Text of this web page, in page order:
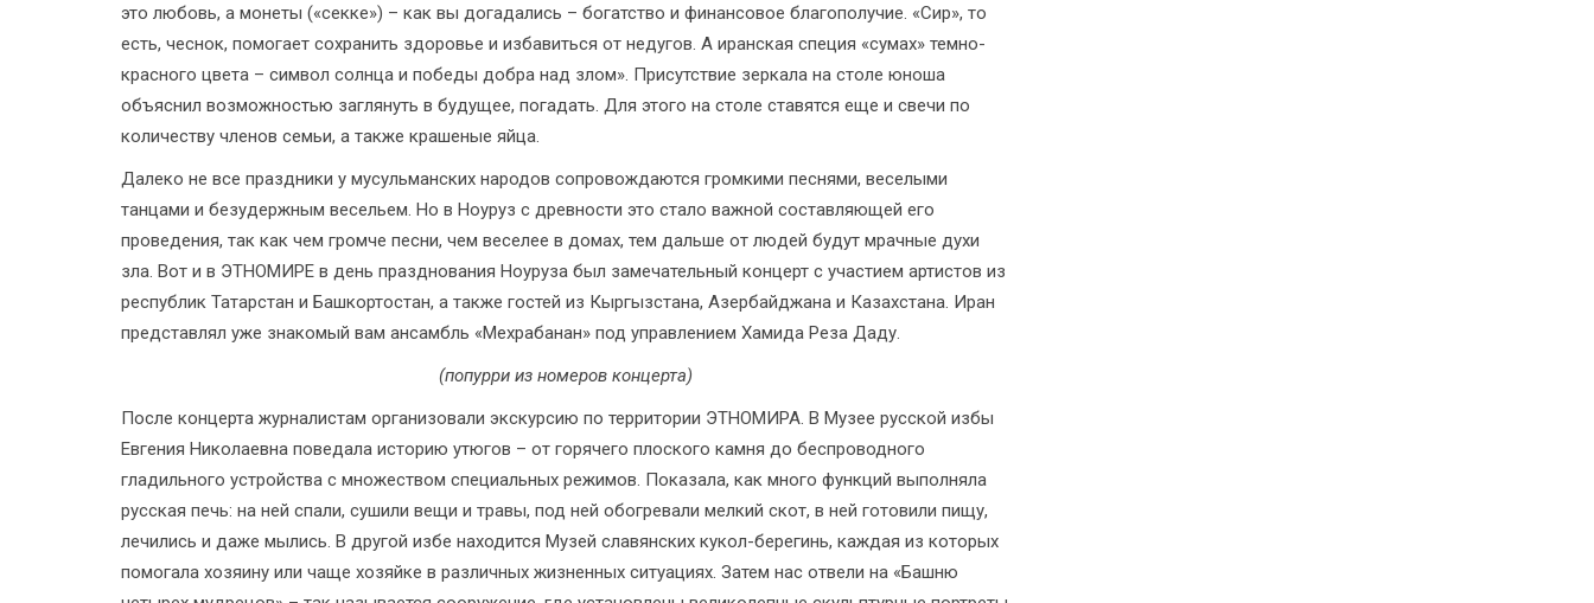
это любовь, а монеты («секке») – как вы догадались – богатство и финансовое благополучие. «Сир», то
есть, чеснок, помогает сохранить здоровье и избавиться от недугов. А иранская специя «сумах» темно-
красного цвета – символ солнца и победы добра над злом». Присутствие зеркала на столе юноша
объяснил возможностью заглянуть в будущее, погадать. Для этого на столе ставятся еще и свечи по
количеству членов семьи, а также крашеные яйца.
Далеко не все праздники у мусульманских народов сопровождаются громкими песнями, веселыми
танцами и безудержным весельем. Но в Ноуруз с древности это стало важной составляющей его
проведения, так как чем громче песни, чем веселее в домах, тем дальше от людей будут мрачные духи
зла. Вот и в ЭТНОМИРЕ в день празднования Ноуруза был замечательный концерт с участием артистов из
республик Татарстан и Башкортостан, а также гостей из Кыргызстана, Азербайджана и Казахстана. Иран
представлял уже знакомый вам ансамбль «Мехрабанан» под управлением Хамида Реза Даду.
(попурри из номеров концерта)
После концерта журналистам организовали экскурсию по территории ЭТНОМИРА. В Музее русской избы
Евгения Николаевна поведала историю утюгов – от горячего плоского камня до беспроводного
гладильного устройства с множеством специальных режимов. Показала, как много функций выполняла
русская печь: на ней спали, сушили вещи и травы, под ней обогревали мелкий скот, в ней готовили пищу,
лечились и даже мылись. В другой избе находится Музей славянских кукол-берегинь, каждая из которых
помогала хозяину или чаще хозяйке в различных жизненных ситуациях. Затем нас отвели на «Башню